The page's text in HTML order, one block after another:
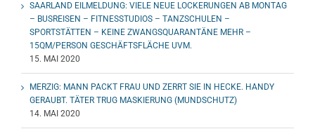
SAARLAND EILMELDUNG: VIELE NEUE LOCKERUNGEN AB MONTAG
– BUSREISEN – FITNESSTUDIOS – TANZSCHULEN –
SPORTSTÄTTEN – KEINE ZWANGSQUARANTÄNE MEHR –
15QM/PERSON GESCHÄFTSFLÄCHE UVM.
15. MAI 2020
MERZIG: MANN PACKT FRAU UND ZERRT SIE IN HECKE. HANDY
GERAUBT. TÄTER TRUG MASKIERUNG (MUNDSCHUTZ)
14. MAI 2020